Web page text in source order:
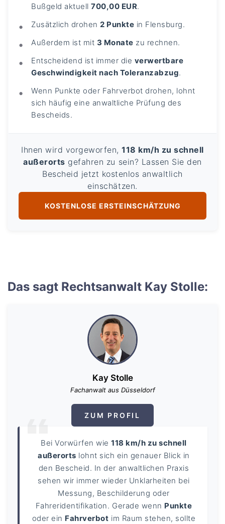
Bußgeld aktuell700,00 EUR.
Zusätzlich drohen2 Punkte in Flensburg.
Außerdem ist mit 3 Monate zu rechnen.
Entscheidend ist immer die verwertbare
Geschwindigkeit nach Toleranzabzug.
Wenn Punkte oder Fahrverbot drohen, lohnt
sich häufig eine anwaltliche Prüfung des
Bescheids.
Ihnen wird vorgeworfen,118 km/h zu schnell
außerorts gefahren zu sein? Lassen Sie den
Bescheid jetzt kostenlos anwaltlich
einschätzen.
KOSTENLOSE ERSTEINSCHÄTZUNG
Das sagt Rechtsanwalt Kay Stolle:
Kay Stolle
Fachanwalt aus Düsseldorf
ZUM PROFIL
Bei Vorwürfen wie118 km/h zu schnell
außerorts lohnt sich ein genauer Blick in
den Bescheid. In der anwaltlichen Praxis
sehen wir immer wieder Unklarheiten bei
Messung, Beschilderung oder
Fahreridentifikation. Gerade wenn Punkte
oder ein Fahrverbot im Raum stehen, sollte